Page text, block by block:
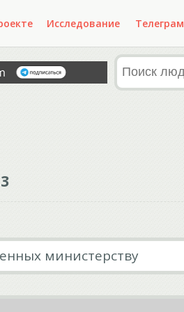
Исследование Телеграм
министерству